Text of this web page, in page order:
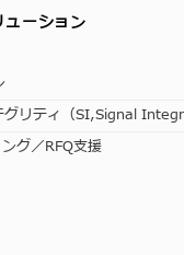
ーション
グリティ（SI,Signal
グ／RFQ支援